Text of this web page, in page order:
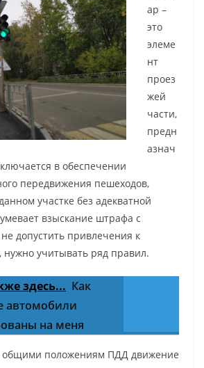
ар –
это
элеме
нт
проез
жей
части,
предн
азнач
в обеспечении
передвижения пешеходов,
участке без адекватной
взыскание штрафа с
допустить привлечения к
нужно учитывать ряд правил.
здесь... Как
автомобили
на меня
общими положениям ПДД движение